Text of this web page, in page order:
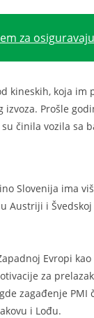
za
kineskih, koja
Prošle
činila vozila sa
Slovenija ima
Austriji i
Evropi
za
zagađenje PMI
i Lođu.